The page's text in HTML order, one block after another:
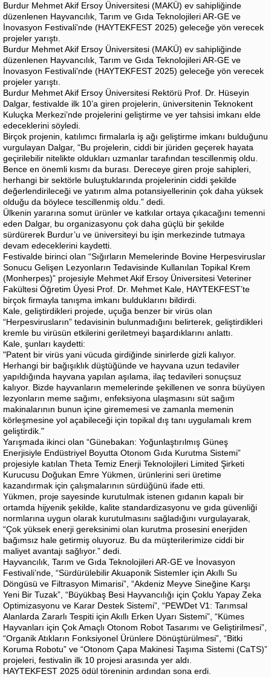
Burdur Mehmet Akif Ersoy Üniversitesi (MAKÜ) ev sahipliğinde
düzenlenen Hayvancılık, Tarım ve Gıda Teknolojileri AR-GE ve
İnovasyon Festivali'nde (HAYTEKFEST 2025) geleceğe yön verecek
projeler yarıştı.
Burdur Mehmet Akif Ersoy Üniversitesi (MAKÜ) ev sahipliğinde
düzenlenen Hayvancılık, Tarım ve Gıda Teknolojileri AR-GE ve
İnovasyon Festivali'nde (HAYTEKFEST 2025) geleceğe yön verecek
projeler yarıştı.
Burdur Mehmet Akif Ersoy Üniversitesi Rektörü Prof. Dr. Hüseyin
Dalgar, festivalde ilk 10’a giren projelerin, üniversitenin Teknokent
Kuluçka Merkezi’nde projelerini geliştirme ve yer tahsisi imkanı elde
edeceklerini söyledi.
Birçok projenin, katılımcı firmalarla iş ağı geliştirme imkanı bulduğunu
vurgulayan Dalgar, “Bu projelerin, ciddi bir jüriden geçerek hayata
geçirilebilir nitelikte oldukları uzmanlar tarafından tescillenmiş oldu.
Bence en önemli kısmı da burası. Dereceye giren proje sahipleri,
herhangi bir sektörle buluştuklarında projelerinin ciddi şekilde
değerlendirileceği ve yatırım alma potansiyellerinin çok daha yüksek
olduğu da böylece tescillenmiş oldu.” dedi.
Ülkenin yararına somut ürünler ve katkılar ortaya çıkacağını temenni
eden Dalgar, bu organizasyonu çok daha güçlü bir şekilde
sürdürerek Burdur’u ve üniversiteyi bu işin merkezinde tutmaya
devam edeceklerini kaydetti.
Festivalde birinci olan “Sığırların Memelerinde Bovine Herpesviruslar
Sonucu Gelişen Lezyonların Tedavisinde Kullanılan Topikal Krem
(Monherpes)” projesiyle Mehmet Akif Ersoy Üniversitesi Veteriner
Fakültesi Öğretim Üyesi Prof. Dr. Mehmet Kale, HAYTEKFEST’te
birçok firmayla tanışma imkanı bulduklarını bildirdi.
Kale, geliştirdikleri projede, uçuğa benzer bir virüs olan
“Herpesvirusların” tedavisinin bulunmadığını belirterek, geliştirdikleri
kremle bu virüsün etkilerini geriletmeyi başardıklarını anlattı.
Kale, şunları kaydetti:
"Patent bir virüs yani vücuda girdiğinde sinirlerde gizli kalıyor.
Herhangi bir bağışıklık düştüğünde ve hayvana uzun tedaviler
yapıldığında hayvana yapılan aşılama, ilaç tedavileri sonuçsuz
kalıyor. Bizde hayvanların memelerinde şekillenen ve sonra büyüyen
lezyonların meme sağımı, enfeksiyona ulaşmasını süt sağım
makinalarının bunun içine girememesi ve zamanla memenin
körleşmesine yol açabileceği için topikal dış tanı uygulamalı krem
geliştirdik."
Yarışmada ikinci olan “Günebakan: Yoğunlaştırılmış Güneş
Enerjisiyle Endüstriyel Boyutta Otonom Gıda Kurutma Sistemi”
projesiyle katılan Theta Temiz Enerji Teknolojileri Limited Şirketi
Kurucusu Doğukan Emre Yükmen, ürünlerini seri üretime
kazandırmak için çalışmalarının sürdüğünü ifade etti.
Yükmen, proje sayesinde kurutulmak istenen gıdanın kapalı bir
ortamda hijyenik şekilde, kalite standardizasyonu ve gıda güvenliği
normlarına uygun olarak kurutulmasını sağladığını vurgulayarak,
“Çok yüksek enerji gereksinimi olan kurutma prosesini enerjiden
bağımsız hale getirmiş oluyoruz. Bu da müşterilerimize ciddi bir
maliyet avantajı sağlıyor.” dedi.
Hayvancılık, Tarım ve Gıda Teknolojileri AR-GE ve İnovasyon
Festivali’nde, “Sürdürülebilir Akuaponik Sistemler için Akıllı Su
Döngüsü ve Filtrasyon Mimarisi”, “Akdeniz Meyve Sineğine Karşı
Yeni Bir Tuzak”, “Büyükbaş Besi Hayvancılığı için Çoklu Yapay Zeka
Optimizasyonu ve Karar Destek Sistemi”, “PEWDet V1: Tarımsal
Alanlarda Zararlı Tespiti için Akıllı Erken Uyarı Sistemi”, “Kümes
Hayvanları için Çok Amaçlı Otonom Robot Tasarımı ve Geliştirilmesi”,
“Organik Atıkların Fonksiyonel Ürünlere Dönüştürülmesi”, “Bitki
Koruma Robotu” ve “Otonom Çapa Makinesi Taşıma Sistemi (CaTS)”
projeleri, festivalin ilk 10 projesi arasında yer aldı.
HAYTEKFEST 2025 ödül töreninin ardından sona erdi.